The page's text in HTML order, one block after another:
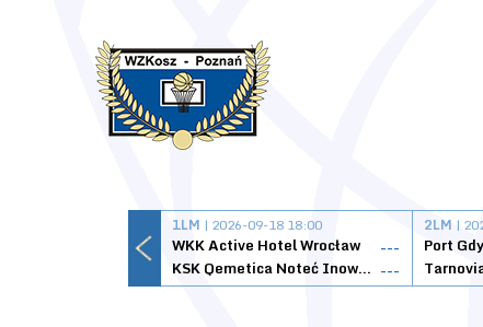
1LM | 2026-09-18 18:00
WKK Active Hotel Wrocław
---
KSK Qemetica Noteć Inowrocław ---
2LM |
Port